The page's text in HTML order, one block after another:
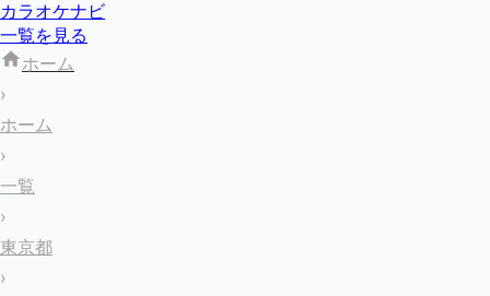
カラオケナビ
一覧を見る
ホーム
›
ホーム
›
一覧
›
東京都
›